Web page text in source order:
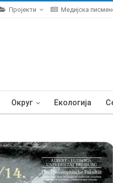
Пројекти Медијска
Округ Екологија